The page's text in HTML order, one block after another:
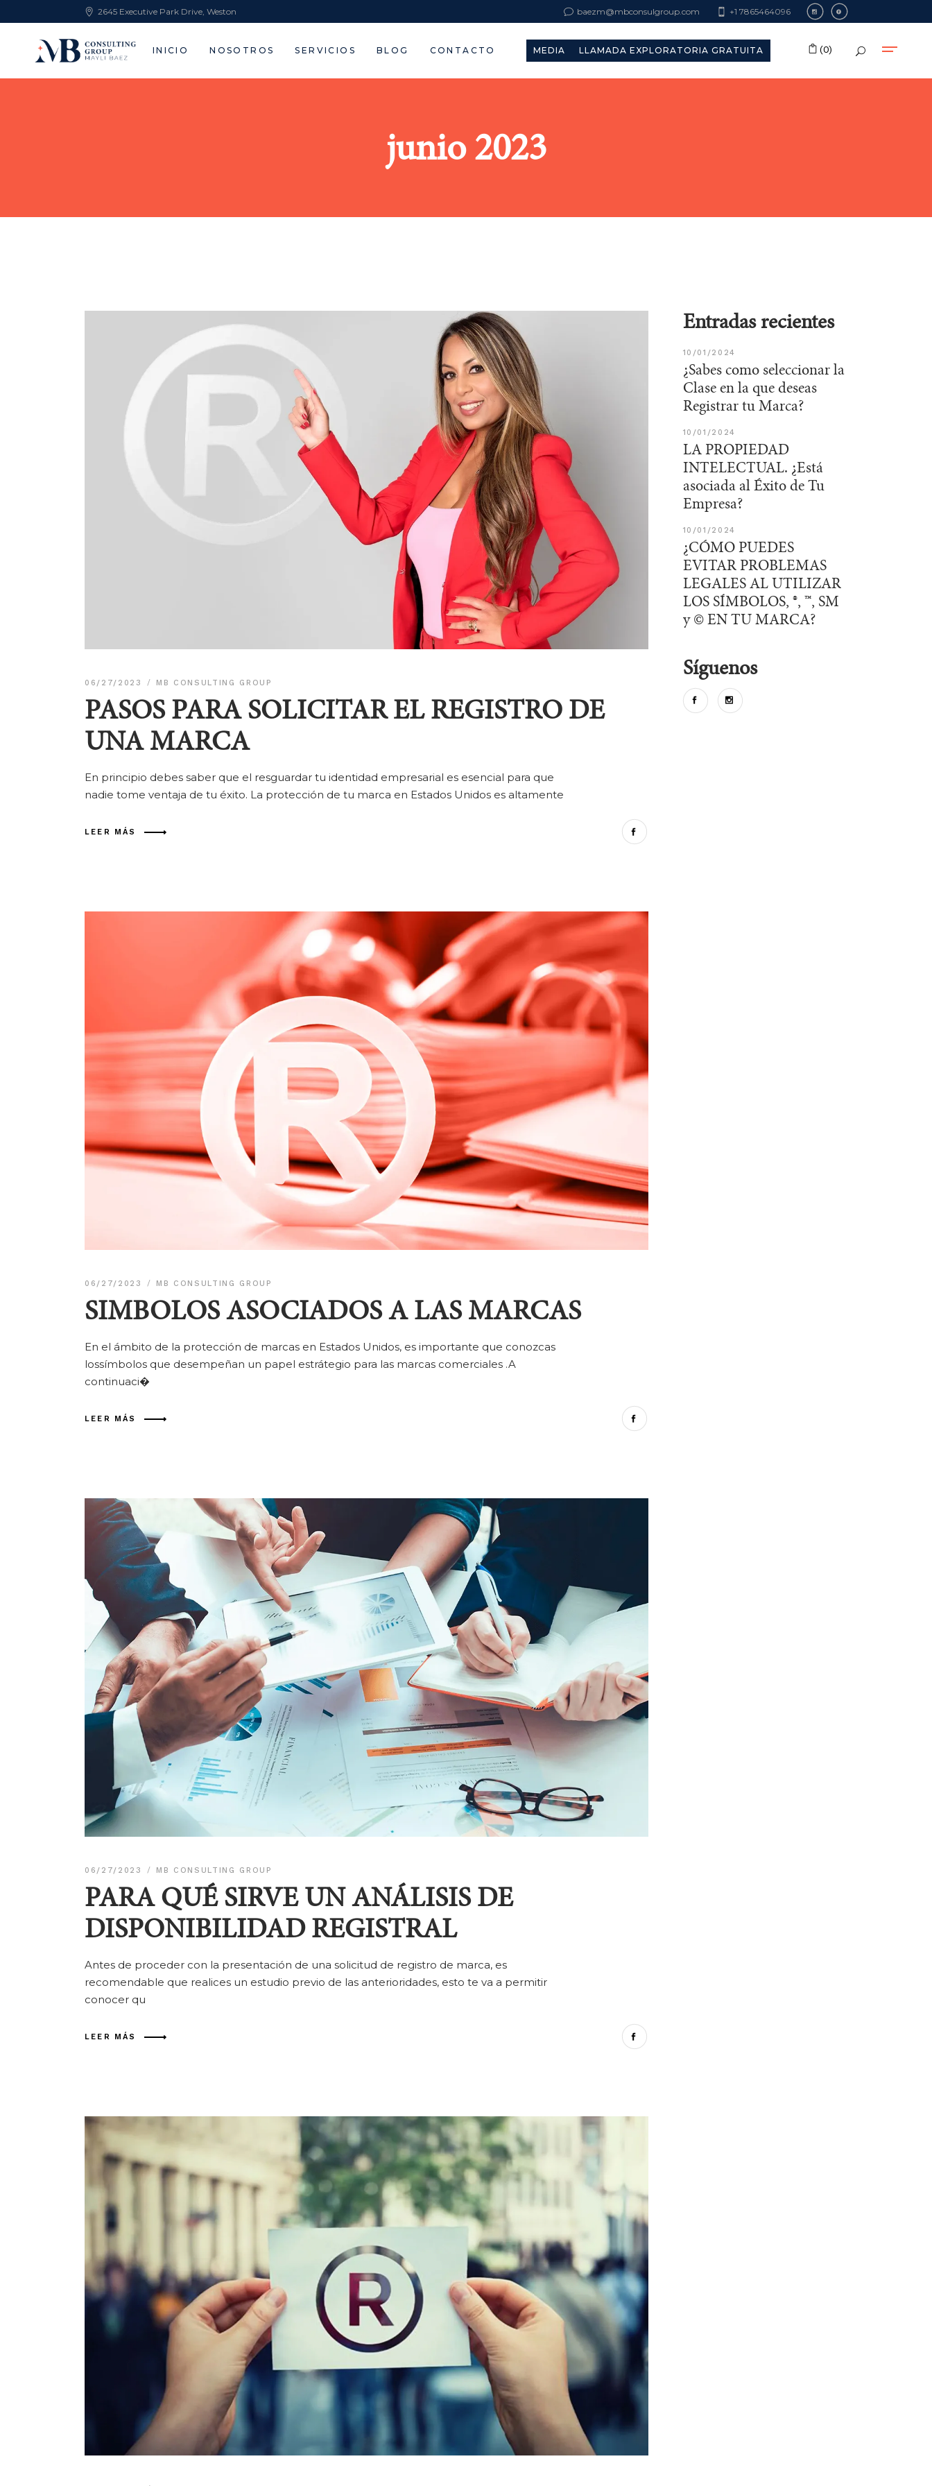
2645 Executive Park Drive, Weston baezm@mbconsulgroup.com +1 7865464096
INICIO NOSOTROS SERVICIOS BLOG CONTACTO MEDIA LLAMADA EXPLORATORIA GRATUITA (0)
No products in the cart.
junio 2023
06/27/2023 MB CONSULTING GROUP
PASOS PARA SOLICITAR EL REGISTRO DE
UNA MARCA
En principio debes saber que el resguardar tu identidad empresarial es esencial para que
nadie tome ventaja de tu éxito. La protección de tu marca en Estados Unidos es altamente
LEER MÁS
06/27/2023 MB CONSULTING GROUP
SIMBOLOS ASOCIADOS A LAS MARCAS
En el ámbito de la protección de marcas en Estados Unidos, es importante que conozcas
lossímbolos que desempeñan un papel estrátegio para las marcas comerciales .A
continuaci�
LEER MÁS
06/27/2023 MB CONSULTING GROUP
PARA QUÉ SIRVE UN ANÁLISIS DE
DISPONIBILIDAD REGISTRAL
Antes de proceder con la presentación de una solicitud de registro de marca, es
recomendable que realices un estudio previo de las anterioridades, esto te va a permitir
conocer qu
LEER MÁS
Entradas recientes
10/01/2024
¿Sabes como seleccionar la
Clase en la que deseas
Registrar tu Marca?
10/01/2024
LA PROPIEDAD
INTELECTUAL. ¿Está
asociada al Éxito de Tu
Empresa?
10/01/2024
¿CÓMO PUEDES
EVITAR PROBLEMAS
LEGALES AL UTILIZAR
LOS SÍMBOLOS, ®️, ™️, SM
y ©️ EN TU MARCA?
Síguenos